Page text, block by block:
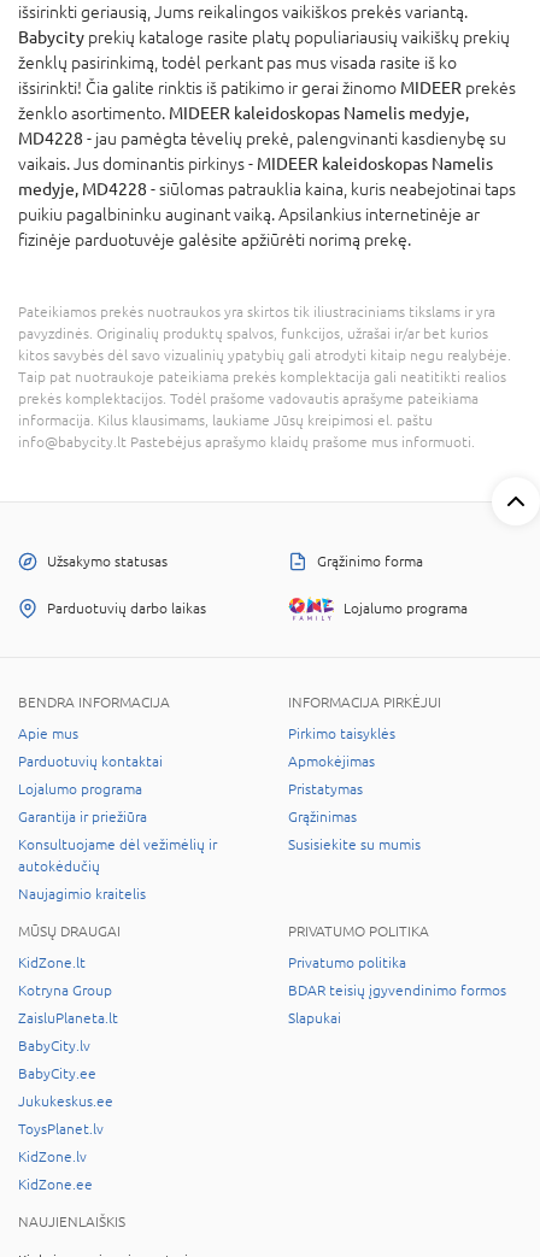
išsirinkti geriausią, Jums reikalingos vaikiškos prekės variantą.
Babycity prekių kataloge rasite platų populiariausių vaikiškų prekių
ženklų pasirinkimą, todėl perkant pas mus visada rasite iš ko
išsirinkti! Čia galite rinktis iš patikimo ir gerai žinomo MIDEER prekės
ženklo asortimento. MIDEER kaleidoskopas Namelis medyje,
MD4228 - jau pamėgta tėvelių prekė, palengvinanti kasdienybę su
vaikais. Jus dominantis pirkinys - MIDEER kaleidoskopas Namelis
medyje, MD4228 - siūlomas patrauklia kaina, kuris neabejotinai taps
puikiu pagalbininku auginant vaiką. Apsilankius internetinėje ar
fizinėje parduotuvėje galėsite apžiūrėti norimą prekę.
Pateikiamos prekės nuotraukos yra skirtos tik iliustraciniams tikslams ir yra
pavyzdinės. Originalių produktų spalvos, funkcijos, užrašai ir/ar bet kurios
kitos savybės dėl savo vizualinių ypatybių gali atrodyti kitaip negu realybėje.
Taip pat nuotraukoje pateikiama prekės komplektacija gali neatitikti realios
prekės komplektacijos. Todėl prašome vadovautis aprašyme pateikiama
informacija. Kilus klausimams, laukiame Jūsų kreipimosi el. paštu
info@babycity.lt Pastebėjus aprašymo klaidų prašome mus informuoti.
Užsakymo statusas Grąžinimo forma
Parduotuvių darbo laikas Lojalumo programa
BENDRA INFORMACIJA
Apie mus
Parduotuvių kontaktai
Lojalumo programa
Garantija ir priežiūra
Konsultuojame dėl vežimėlių ir
autokėdučių
Naujagimio kraitelis
INFORMACIJA PIRKĖJUI
Pirkimo taisyklės
Apmokėjimas
Pristatymas
Grąžinimas
Susisiekite su mumis
MŪSŲ DRAUGAI
KidZone.lt
Kotryna Group
ZaisluPlaneta.lt
BabyCity.lv
BabyCity.ee
Jukukeskus.ee
ToysPlanet.lv
KidZone.lv
KidZone.ee
PRIVATUMO POLITIKA
Privatumo politika
BDAR teisių įgyvendinimo formos
Slapukai
NAUJIENLAIŠKIS